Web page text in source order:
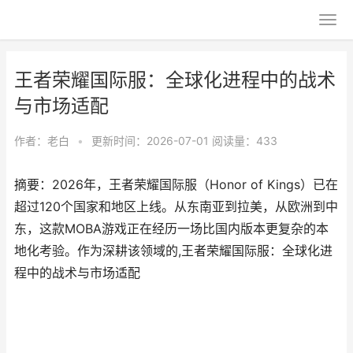
王者荣耀国际服：全球化进程中的战术
与市场适配
作者： 老白 • 更新时间：2026-07-01 阅读量：433
摘要：2026年，王者荣耀国际服（Honor of Kings）已在
超过120个国家和地区上线。从东南亚到拉美，从欧洲到中
东，这款MOBA游戏正在经历一场比国内版本更复杂的本
地化考验。作为深耕该领域的,王者荣耀国际服：全球化进
程中的战术与市场适配